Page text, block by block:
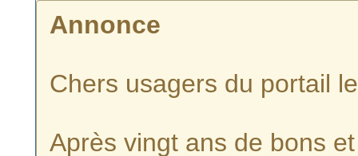
Annonce
Chers usagers du portail
Après vingt ans de bons